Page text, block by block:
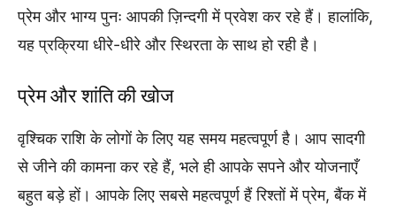
प्रेम और भाग्य पुनः आपकी ज़िन्दगी में प्रवेश कर रहे हैं। हालांकि,
यह प्रक्रिया धीरे-धीरे और स्थिरता के साथ हो रही है।
प्रेम और शांति की खोज
वृश्चिक राशि के लोगों के लिए यह समय महत्वपूर्ण है। आप सादगी
से जीने की कामना कर रहे हैं, भले ही आपके सपने और योजनाएँ
बहुत बड़े हों। आपके लिए सबसे महत्वपूर्ण हैं रिश्तों में प्रेम, बैंक में